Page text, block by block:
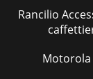
Rancilio
Motorola